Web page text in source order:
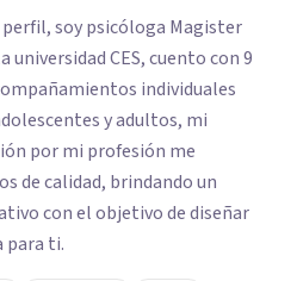
perfil, soy psicóloga Magister
universidad CES, cuento con 9
individuales
y adultos, mi
por mi profesión me
de calidad, brindando un
con el objetivo de diseñar
para ti.